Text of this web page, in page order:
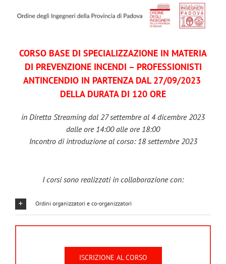
CORSO BASE DI SPECIALIZZAZIONE IN MATERIA
DI PREVENZIONE INCENDI – PROFESSIONISTI
ANTINCENDIO IN PARTENZA DAL 27/09/2023
DELLA DURATA DI 120 ORE
in Diretta Streaming dal 27 settembre al 4 dicembre 2023
dalle ore 14:00 alle ore 18:00
Incontro di introduzione al corso: 18 settembre 2023
I corsi sono realizzati in collaborazione con:
Ordini organizzatori e co-organizzatori
ISCRIZIONE AL CORSO